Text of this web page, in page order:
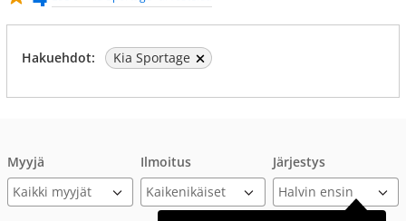
Hakuehdot: Kia Sportage
Myyjä
Kaikki myyjät
Ilmoitus Järjestys